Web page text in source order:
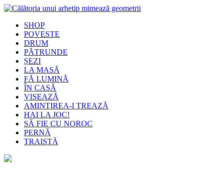
SHOP
POVESTE
DRUM
PĂTRUNDE
ȘEZI
LA MASĂ
FĂ LUMINĂ
ÎN CASĂ
VISEAZĂ
AMINTIREA-I TREAZĂ
HAI LA JOC!
SĂ FIE CU NOROC
PERNĂ
TRAISTĂ